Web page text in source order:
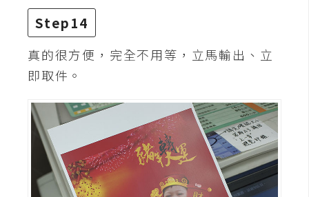
Step14
真的很方便，完全不用等，立馬輸出、立
即取件。